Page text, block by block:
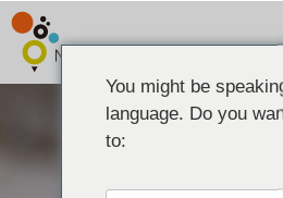
You might be
language. Do you
to: